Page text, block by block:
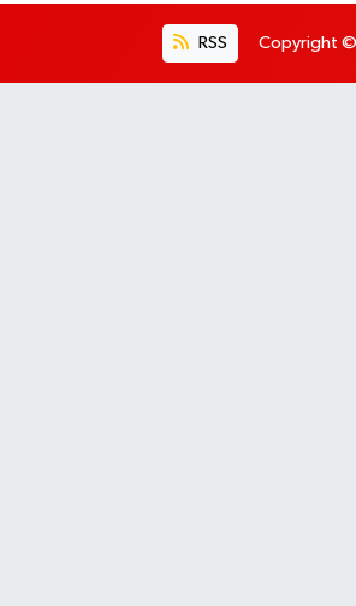
RSS Copyright ©